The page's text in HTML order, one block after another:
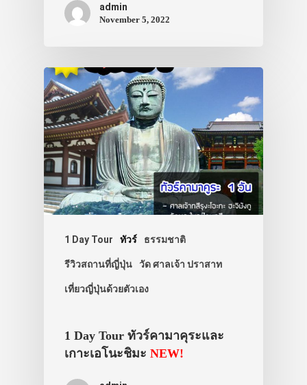
admin
November 5, 2022
1 Day Tour ทัวร์ ธรรมชาติ
รีวิวสถานที่ญี่ปุ่น วัด ศาลเจ้า ปราสาท
เที่ยวญี่ปุ่นด้วยตัวเอง
1 Day Tour ทัวร์คามาคุระและ
เกาะเอโนะชิมะ NEW!